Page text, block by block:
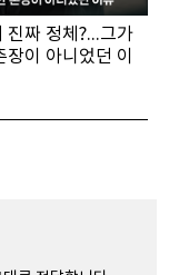
진짜 정체?...그가
장이 아니었던 이